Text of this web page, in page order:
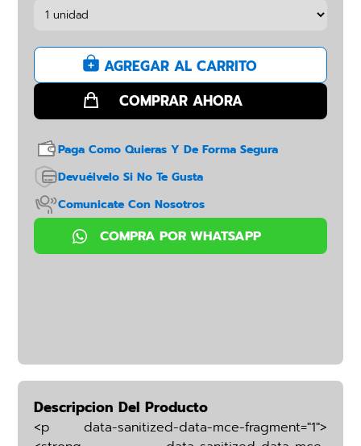
Paga Como Quieras Y De Forma Segura
Devuélvelo Si No Te Gusta
Comunicate Con Nosotros
Descripcion Del Producto
<p data-sanitized-data-mce-fragment="1">